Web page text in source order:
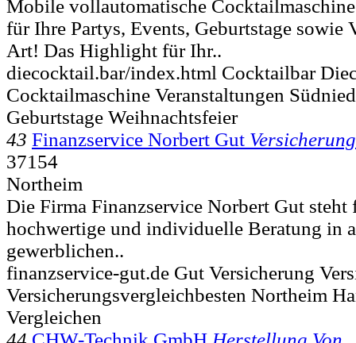
Mobile vollautomatische
für Ihre Partys, Events, Geburtstage sowie
Art! Das Highlight für Ihr..
diecocktail.bar/index.html Cocktailbar
Cocktailmaschine Veranstaltungen
Geburtstage Weihnachtsfeier
43 Finanzservice Norbert Gut
37154
Northeim
Die Firma Finanzservice Norbert Gut
hochwertige und individuelle Beratung in
gewerblichen..
finanzservice-gut.de Gut Versicherung
Versicherungsvergleichbesten Northeim
Vergleichen